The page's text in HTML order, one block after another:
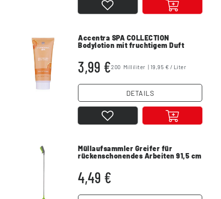
Accentra SPA COLLECTION
Bodylotion mit fruchtigem Duft
3,99 €200 Milliliter | 19,95 € / Liter
DETAILS
Müllaufsammler Greifer für
rückenschonendes Arbeiten 91,5 cm
4,49 €